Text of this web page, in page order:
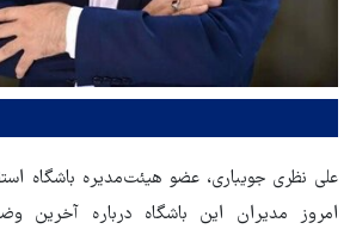
علی نظری جویباری، عضو هیئت‌مدیره باشگاه
امروز مدیران این باشگاه درباره آخرین